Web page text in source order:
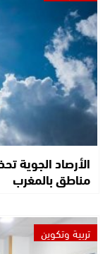
الأرصاد الجوية
مناطق بالمغرب
تربية وتكوين